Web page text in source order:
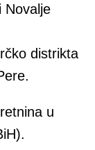
Novalje
distrikta
u